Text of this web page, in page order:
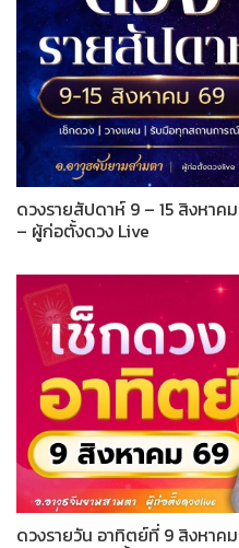
ดวงรายสัปดาห์ 9 – 15 สิงหาค
– ผู้ก่อตั้งดวง Live
ดวงรายวัน อาทิตย์ที่ 9 สิงหาค